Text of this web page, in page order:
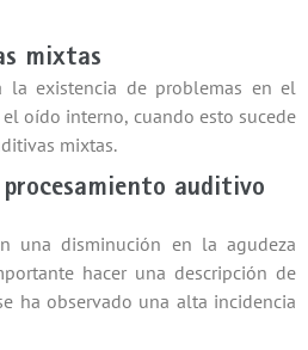
mixtas
la existencia de problemas en el
oído interno, cuando esto sucede
mixtas.
auditivo
una disminución en la agudeza
hacer una descripción de
ha observado una alta incidencia